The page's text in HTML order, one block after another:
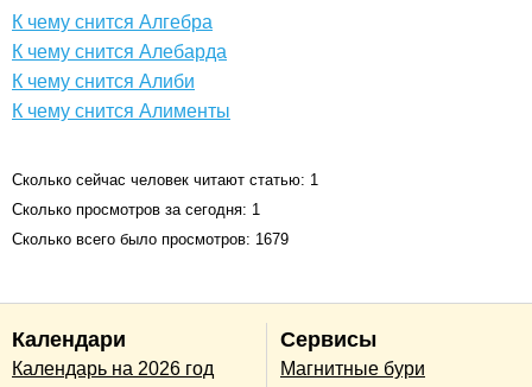
К чему снится Алгебра
К чему снится Алебарда
К чему снится Алиби
К чему снится Алименты
Сколько сейчас человек читают статью: 1
Сколько просмотров за сегодня: 1
Сколько всего было просмотров: 1679
Календари
Календарь на 2026 год
Сервисы
Магнитные бури